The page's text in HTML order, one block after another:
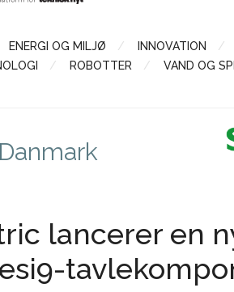
ENERGI OG MILJØ INNOVATION
ROBOTTER VAND OG
lancerer en